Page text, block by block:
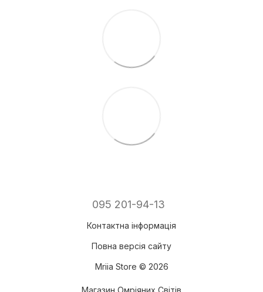
095 201-94-13
Контактна інформація
Повна версія сайту
Mriia Store © 2026
Магазин Омріяних Світів